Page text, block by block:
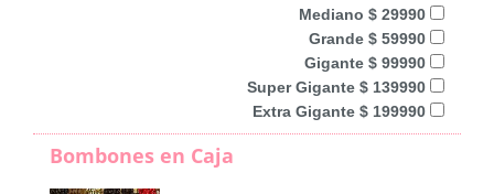
Mediano $ 29990
Grande $ 59990
Gigante $ 99990
Super Gigante $ 139990
Extra Gigante $ 199990
Bombones en Caja